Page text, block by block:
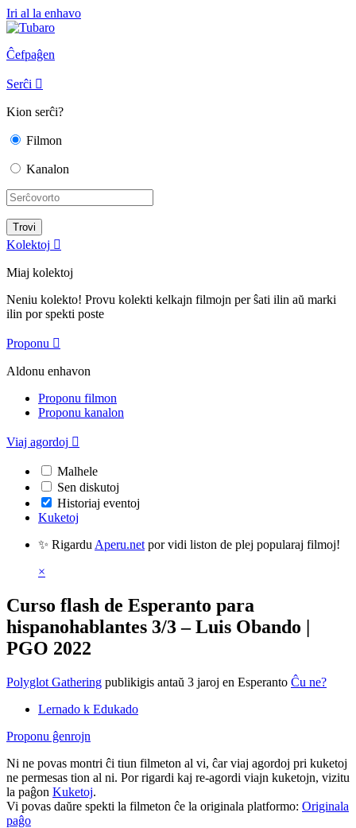
Iri al la enhavo
Ĉefpaĝen
Serĉi 
Kion serĉi?
Filmon
Kanalon
Kolektoj 
Miaj kolektoj
Neniu kolekto! Provu kolekti kelkajn filmojn per ŝati ilin aŭ marki
ilin por spekti poste
Proponu 
Aldonu enhavon
Proponu filmon
Proponu kanalon
Viaj agordoj 
Malhele
Sen diskutoj
Historiaj eventoj
Kuketoj
✨ Rigardu Aperu.net por vidi liston de plej popularaj filmoj!
×
Curso flash de Esperanto para
hispanohablantes 3/3 – Luis Obando |
PGO 2022
Polyglot Gathering publikigis antaŭ 3 jaroj en Esperanto Ĉu ne?
Lernado k Edukado
Proponu ĝenrojn
Ni ne povas montri ĉi tiun filmeton al vi, ĉar viaj agordoj pri kuketoj
ne permesas tion al ni. Por rigardi kaj re-agordi viajn kuketojn, vizitu
la paĝon Kuketoj.
Vi povas daŭre spekti la filmeton ĉe la originala platformo: Originala
paĝo